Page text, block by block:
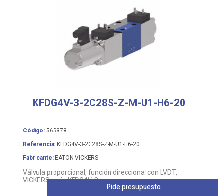
KFDG4V-3-2C28S-Z-M-U1-H6-20
Código: 565378
Referencia: KFDG4V-3-2C28S-Z-M-U1-H6-20
Fabricante: EATON VICKERS
Válvula proporcional, función direccional con LVDT,
VICKERS serie KFDG4V-3
Pide presupuesto